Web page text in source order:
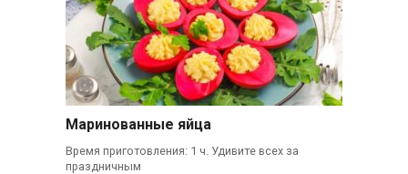
Маринованные яйца
Время приготовления: 1 ч. Удивите всех за
праздничным